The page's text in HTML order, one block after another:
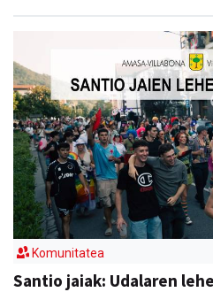
Komunitatea
Santio jaiak: Udalaren